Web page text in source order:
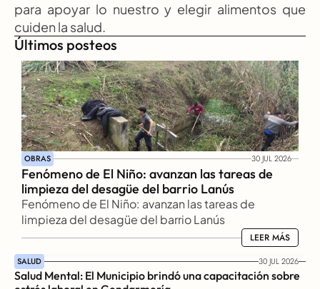
para apoyar lo nuestro y elegir alimentos que
cuiden la salud.
Últimos posteos
OBRAS 30 JUL 2026
Fenómeno de El Niño: avanzan las tareas de
limpieza del desagüe del barrio Lanús
Fenómeno de El Niño: avanzan las tareas de
limpieza del desagüe del barrio Lanús
LEER MÁS
LEER MÁS
SALUD 30 JUL 2026
Salud Mental: El Municipio brindó una capacitación sobre